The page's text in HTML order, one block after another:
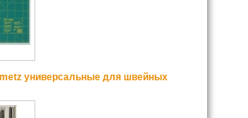
универсальные для швейных